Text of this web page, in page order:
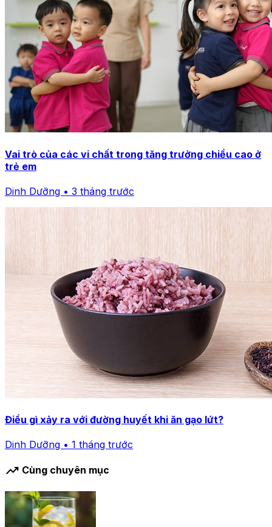
Vai trò của các vi chất trong tăng trưởng chiều cao ở
trẻ em
Dinh Dưỡng • 3 tháng trước
Điều gì xảy ra với đường huyết khi ăn gạo lứt?
Dinh Dưỡng • 1 tháng trước
trending_up Cùng chuyên mục